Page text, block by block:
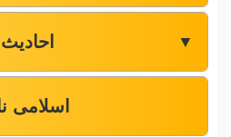
احادیث ▼
اسلامی